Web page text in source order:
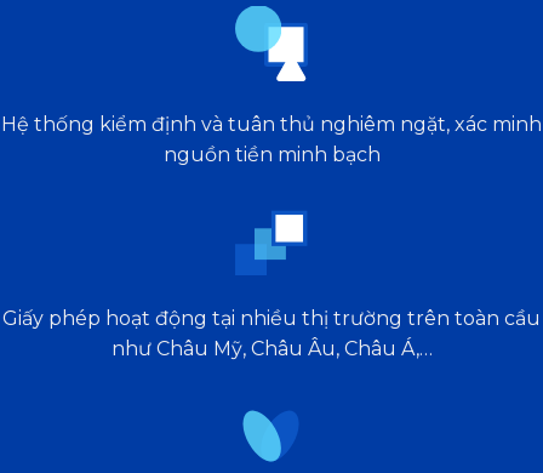
Hệ thống kiểm định và tuân thủ nghiêm ngặt, xác minh
nguồn tiền minh bạch
Giấy phép hoạt động tại nhiều thị trường trên toàn cầu
như Châu Mỹ, Châu Âu, Châu Á,…